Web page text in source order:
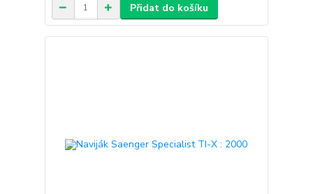
Přidat do košíku